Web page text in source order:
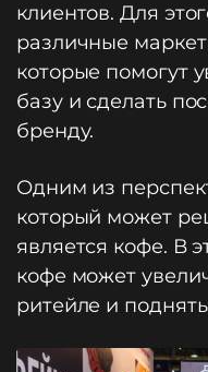
клиентов. Для
различные
которые помогут
базу и сделать
бренду.
Одним из
который может
является кофе. В
кофе может
ритейле и